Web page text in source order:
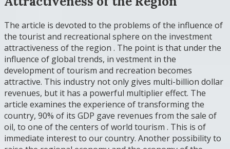
The article is devoted to the problems of the influence of
the tourist and recreational sphere on the investment
attractiveness of the region . The point is that under the
influence of global trends, in vestment in the
development of tourism and recreation becomes
attractive. This industry not only gives multi-billion dollar
revenues, but it has a powerful multiplier effect. The
article examines the experience of transforming the
country, 90% of its GDP gave revenues from the sale of
oil, to one of the centers of world tourism . This is of
immediate interest to our country. Another possibility to